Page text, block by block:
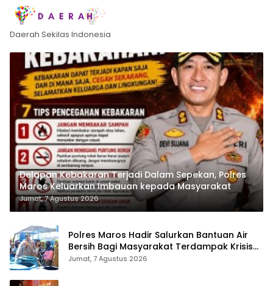
Daerah Sekilas Indonesia
Delapan Kebakaran Terjadi Dalam Sepekan, Polres
Maros Keluarkan Imbauan kepada Masyarakat
Jumat, 7 Agustus 2026
Polres Maros Hadir Salurkan Bantuan Air
Bersih Bagi Masyarakat Terdampak Krisis
Air Bersih Di Maros
Jumat, 7 Agustus 2026